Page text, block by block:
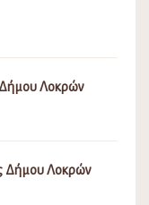
Λοκρών
Δήμου Λοκρών